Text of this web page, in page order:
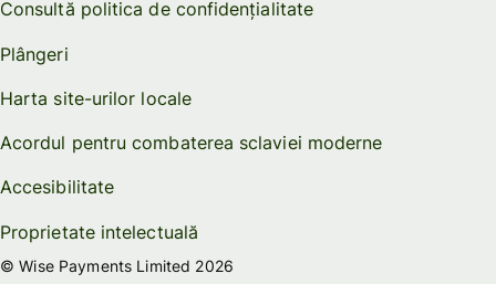
Consultă politica de confidențialitate
Plângeri
Harta site-urilor locale
Acordul pentru combaterea sclaviei moderne
Accesibilitate
Proprietate intelectuală
© Wise Payments Limited 2026